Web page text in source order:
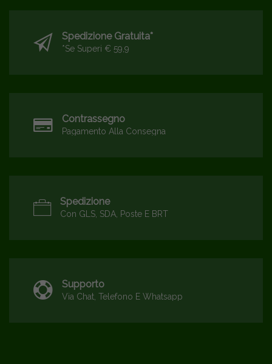
Spedizione Gratuita*
*se Superi € 59,9
Contrassegno
Pagamento Alla Consegna
Spedizione
Con GLS, SDA, Poste E BRT
Supporto
Via Chat, Telefono E Whatsapp